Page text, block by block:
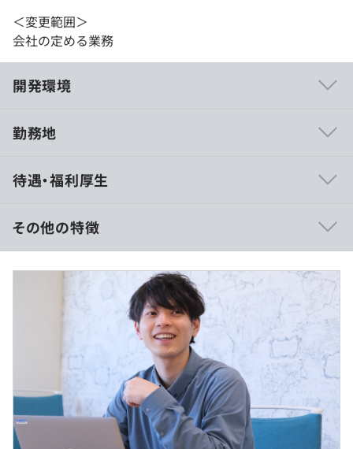
＜変更範囲＞
会社の定める業務
開発環境
を受注しています。
どの面から考えて、2次請けや3次請け案件よりも、あらゆ
る面でメリットがあると考えるからです。
プロジェクトはお取引先と直接やり取りが中心となります
ので、もちろん上流フェーズに携わることができます。
しっかりと利益を出せていますので、社員が頑張った分だ
け、毎年昇給もしていますし、残業代は100％支給。サー
ビス残業はありません。
・技術勉強会
・e-learning制度
勤務地
待遇・福利厚生
・経験・能力を考慮の上、当社規定により決定します。
・固定残業代（みなし残業代）制ではありません。
・残業代は別途全額支給します。
想定年収 は年収提示額を保証するものではありません）
その他の特徴